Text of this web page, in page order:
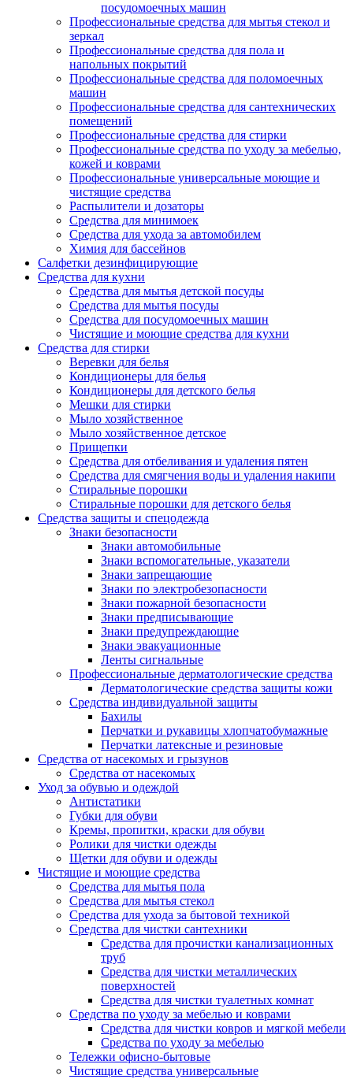
посудомоечных машин
Профессиональные средства для мытья стекол и
зеркал
Профессиональные средства для пола и
напольных покрытий
Профессиональные средства для поломоечных
машин
Профессиональные средства для сантехнических
помещений
Профессиональные средства для стирки
Профессиональные средства по уходу за мебелью,
кожей и коврами
Профессиональные универсальные моющие и
чистящие средства
Распылители и дозаторы
Средства для минимоек
Средства для ухода за автомобилем
Химия для бассейнов
Салфетки дезинфицирующие
Средства для кухни
Средства для мытья детской посуды
Средства для мытья посуды
Средства для посудомоечных машин
Чистящие и моющие средства для кухни
Средства для стирки
Веревки для белья
Кондиционеры для белья
Кондиционеры для детского белья
Мешки для стирки
Мыло хозяйственное
Мыло хозяйственное детское
Прищепки
Средства для отбеливания и удаления пятен
Средства для смягчения воды и удаления накипи
Стиральные порошки
Стиральные порошки для детского белья
Средства защиты и спецодежда
Знаки безопасности
Знаки автомобильные
Знаки вспомогательные, указатели
Знаки запрещающие
Знаки по электробезопасности
Знаки пожарной безопасности
Знаки предписывающие
Знаки предупреждающие
Знаки эвакуационные
Ленты сигнальные
Профессиональные дерматологические средства
Дерматологические средства защиты кожи
Средства индивидуальной защиты
Бахилы
Перчатки и рукавицы хлопчатобумажные
Перчатки латексные и резиновые
Средства от насекомых и грызунов
Средства от насекомых
Уход за обувью и одеждой
Антистатики
Губки для обуви
Кремы, пропитки, краски для обуви
Ролики для чистки одежды
Щетки для обуви и одежды
Чистящие и моющие средства
Средства для мытья пола
Средства для мытья стекол
Средства для ухода за бытовой техникой
Средства для чистки сантехники
Средства для прочистки канализационных
труб
Средства для чистки металлических
поверхностей
Средства для чистки туалетных комнат
Средства по уходу за мебелью и коврами
Средства для чистки ковров и мягкой мебели
Средства по уходу за мебелью
Тележки офисно-бытовые
Чистящие средства универсальные